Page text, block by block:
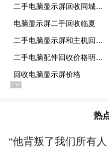
公益组织等社会力
一批生态旅游精品
样性科普基地，探
的新模式，推介展
多样性保护工作一
保护与可持续利用
热
“他背叛了我们所有人